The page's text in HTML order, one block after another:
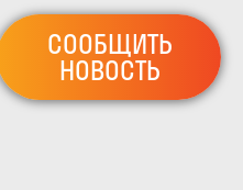
СООБЩИТЬ
НОВОСТЬ